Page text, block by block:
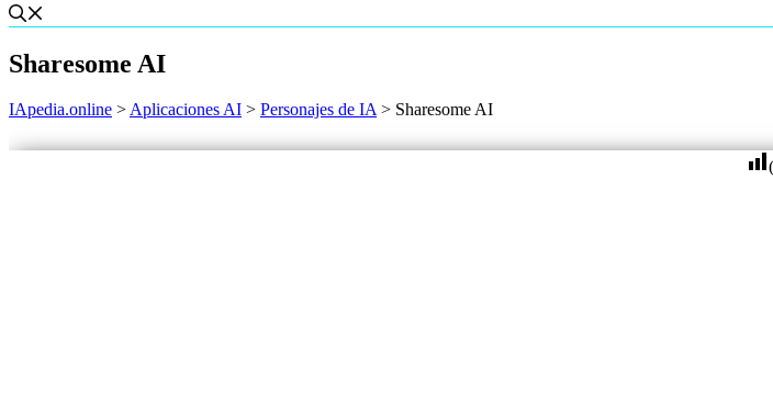
Sharesome AI
IApedia.online >Aplicaciones AI > Personajes de IA> Sharesome AI